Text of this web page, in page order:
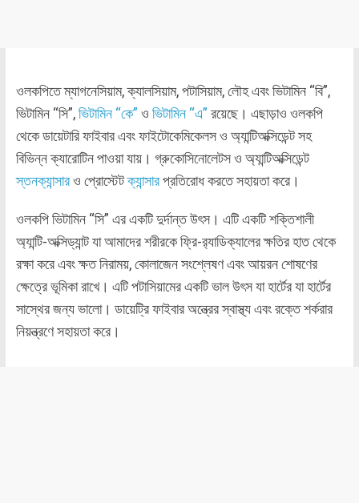
ওলকপিতে ম্যাগনেসিয়াম, ক্যালসিয়াম, পটাসিয়াম, লৌহ এবং ভিটামিন “বি”,
ভিটামিন “সি”,ভিটামিন “কে” ও ভিটামিন “এ” রয়েছে। এছাড়াও ওলকপি
থেকে ডায়েটারি ফাইবার এবং ফাইটোকেমিকেলস ও অ্যান্টিঅক্সিডেন্ট সহ
বিভিন্ন ক্যারোটিন পাওয়া যায়। গ্রুকোসিনোলেটস ও অ্যান্টিঅক্সিডেন্ট
স্তনক্যান্সারও প্রোস্টেটক্যান্সারপ্রতিরোধ করতে সহায়তা করে।
ওলকপি ভিটামিন “সি” এর একটি দুর্দান্ত উৎস। এটি একটি শক্তিশালী
অ্যান্টি-অক্সিড্যান্ট যা আমাদের শরীরকে ফ্রি-র‌্যাডিক্যালের ক্ষতির হাত থেকে
রক্ষা করে এবং ক্ষত নিরাময়, কোলাজেন সংশ্লেষণ এবং আয়রন শোষণের
ক্ষেত্রে ভূমিকা রাখে। এটি পটাসিয়ামের একটি ভাল উৎস যা হার্টের যা হার্টের
সাস্থের জন্য ভালো। ডায়েট্রি ফাইবার অন্ত্রের স্বাস্থ্য এবং রক্তে শর্করার
নিয়ন্ত্রণে সহায়তা করে।